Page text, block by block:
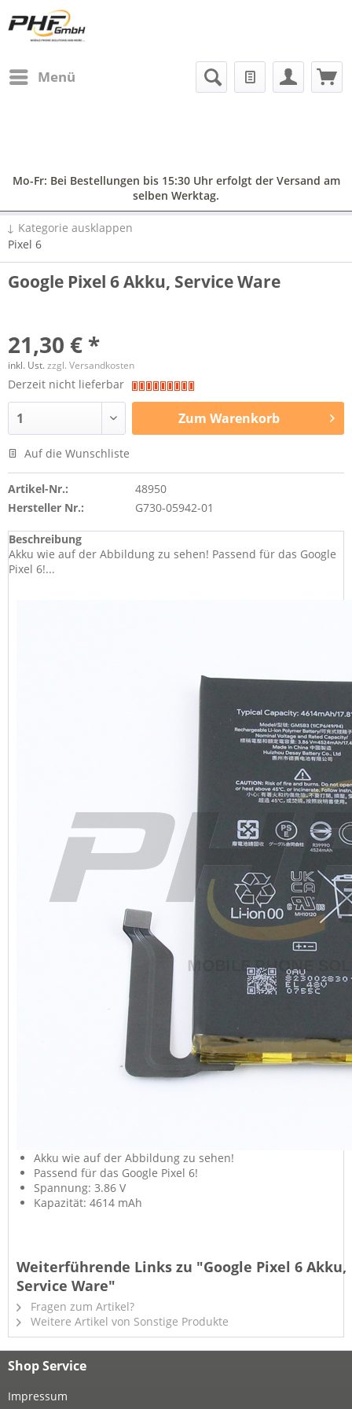
Menü
Mo-Fr: Bei Bestellungen bis 15:30 Uhr erfolgt der Versand am
selben Werktag.
↓ Kategorie ausklappen
Pixel 6
Google Pixel 6 Akku, Service Ware
21,30 € *
inkl. Ust.zzgl. Versandkosten
Derzeit nicht lieferbar
Zum Warenkorb
Auf die Wunschliste
Artikel-Nr.:
48950
Hersteller Nr.:
G730-05942-01
Beschreibung
Akku wie auf der Abbildung zu sehen! Passend für das Google
Pixel 6!...
Akku wie auf der Abbildung zu sehen!
Passend für das Google Pixel 6!
Spannung: 3.86 V
Kapazität: 4614 mAh
Weiterführende Links zu "Google Pixel 6 Akku,
Service Ware"
Fragen zum Artikel?
Weitere Artikel von Sonstige Produkte
Shop Service
Impressum